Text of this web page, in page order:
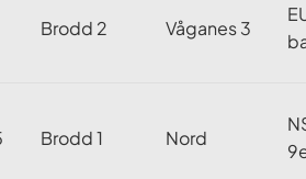
Brodd 2 Våganes 3
Brodd 1 Nord